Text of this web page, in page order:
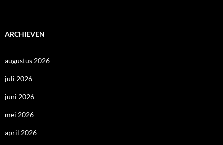
ARCHIEVEN
augustus 2026
juli 2026
juni 2026
mei 2026
april 2026